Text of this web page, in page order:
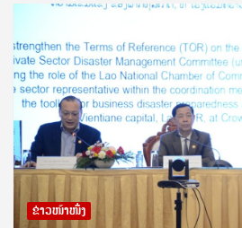
ຂ່າວໜ້າໜຶ່ງ